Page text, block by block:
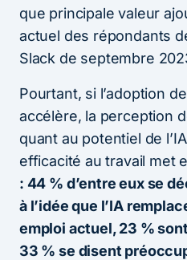
que principale valeur
actuel des répondants
Slack de septembre
Pourtant, si l’adoption
accélère, la perception
quant au potentiel de
efficacité au travail met
: 44 % d’entre eux se
à l’idée que l’IA
emploi actuel, 23 %
33 % se disent